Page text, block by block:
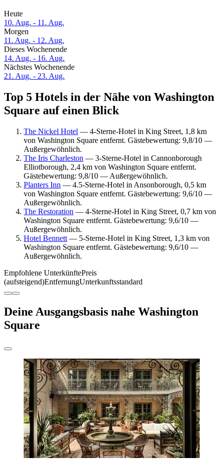
Heute
10. Aug. - 11. Aug.
Morgen
11. Aug. - 12. Aug.
Dieses Wochenende
14. Aug. - 16. Aug.
Nächstes Wochenende
21. Aug. - 23. Aug.
Top 5 Hotels in der Nähe von Washington
Square auf einen Blick
The Nickel Hotel — 4-Sterne-Hotel in King Street, 1,8 km
von Washington Square entfernt. Gästebewertung: 9,8/10 —
Außergewöhnlich.
The Iris Charleston — 3-Sterne-Hotel in Cannonborough
Elliotborough, 2,4 km von Washington Square entfernt.
Gästebewertung: 9,8/10 — Außergewöhnlich.
Planters Inn — 4.5-Sterne-Hotel in Ansonborough, 0,5 km
von Washington Square entfernt. Gästebewertung: 9,6/10 —
Außergewöhnlich.
The Restoration — 4-Sterne-Hotel in King Street, 0,7 km von
Washington Square entfernt. Gästebewertung: 9,6/10 —
Außergewöhnlich.
Hotel Bennett — 5-Sterne-Hotel in King Street, 1,3 km von
Washington Square entfernt. Gästebewertung: 9,6/10 —
Außergewöhnlich.
Empfohlene UnterkünftePreis
(aufsteigend)EntfernungUnterkunftsstandard
Deine Ausgangsbasis nahe Washington
Square